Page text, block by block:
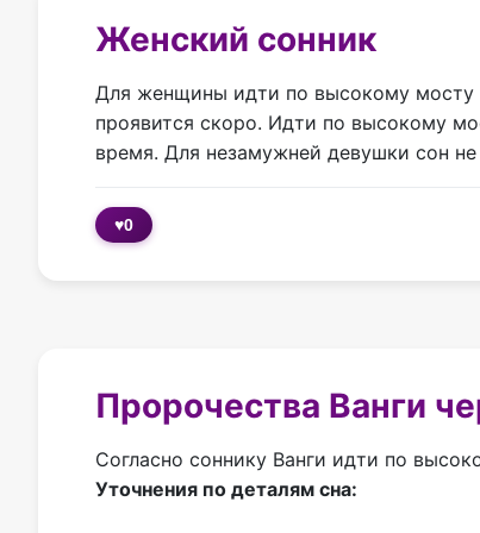
Женский сонник
Для женщины идти по высокому мосту -
проявится скоро. Идти по высокому
время. Для незамужней девушки сон
♥0
Пророчества Ванги
Согласно соннику Ванги идти по
Уточнения по деталям сна: